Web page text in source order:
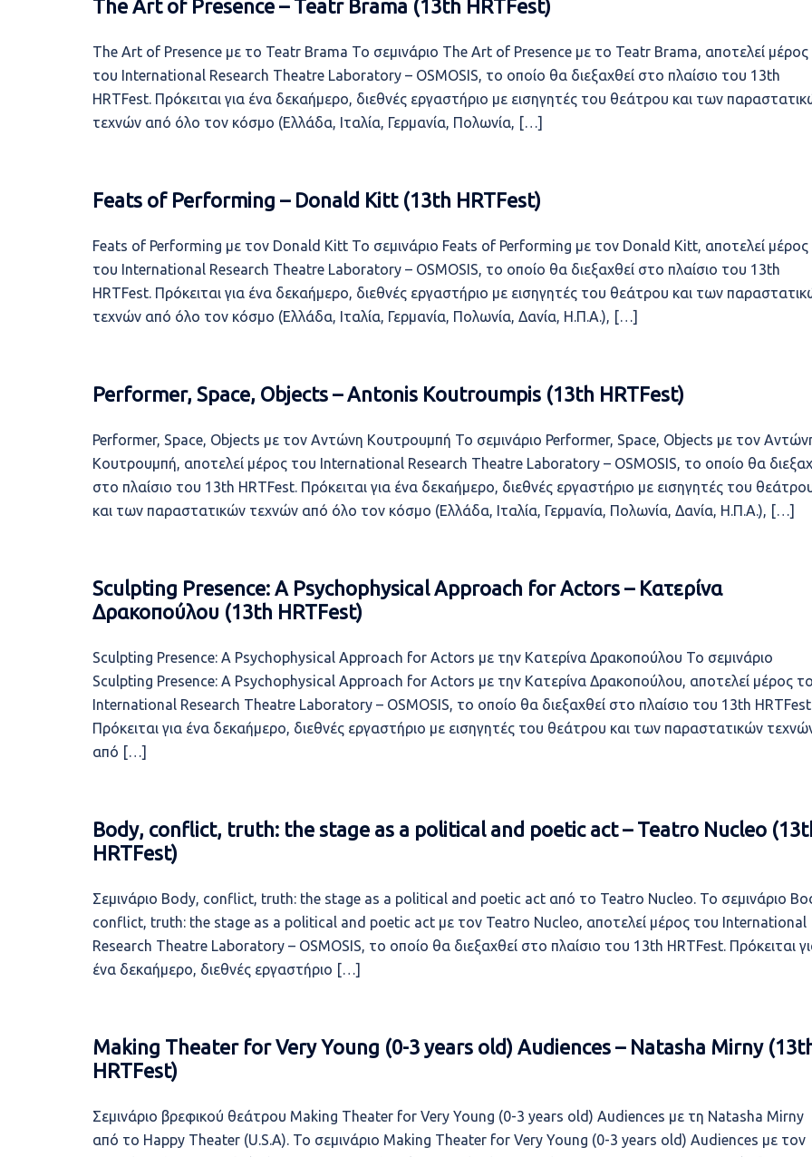
The Art of Presence – Teatr Brama (13th HRTFest)
The Art of Presence με το Teatr Brama Το σεμινάριο The Art of Presence με το Teatr Brama, αποτελεί μέρος
του International Research Theatre Laboratory – OSMOSIS, το οποίο θα διεξαχθεί στο πλαίσιο του 13th
HRTFest. Πρόκειται για ένα δεκαήμερο, διεθνές εργαστήριο με εισηγητές του θεάτρου και των
τεχνών από όλο τον κόσμο (Ελλάδα, Ιταλία, Γερμανία, Πολωνία, […]
Feats of Performing – Donald Kitt (13th HRTFest)
Feats of Performing με τον Donald Kitt Το σεμινάριο Feats of Performing με τον Donald Kitt, αποτελεί μέρος
του International Research Theatre Laboratory – OSMOSIS, το οποίο θα διεξαχθεί στο πλαίσιο του 13th
HRTFest. Πρόκειται για ένα δεκαήμερο, διεθνές εργαστήριο με εισηγητές του θεάτρου και των
τεχνών από όλο τον κόσμο (Ελλάδα, Ιταλία, Γερμανία, Πολωνία, Δανία, Η.Π.Α.), […]
Performer, Space, Objects – Antonis Koutroumpis (13th HRTFest)
Performer, Space, Objects με τον Αντώνη Κουτρουμπή Το σεμινάριο Performer, Space, Objects με τον
Κουτρουμπή, αποτελεί μέρος του International Research Theatre Laboratory – OSMOSIS, το οποίο θα
στο πλαίσιο του 13th HRTFest. Πρόκειται για ένα δεκαήμερο, διεθνές εργαστήριο με εισηγητές του
και των παραστατικών τεχνών από όλο τον κόσμο (Ελλάδα, Ιταλία, Γερμανία, Πολωνία, Δανία, Η.Π.Α.), […]
Sculpting Presence: A Psychophysical Approach for Actors – Κατερίνα
Δρακοπούλου (13th HRTFest)
Sculpting Presence: A Psychophysical Approach for Actors με την Κατερίνα Δρακοπούλου Το σεμινάριο
Sculpting Presence: A Psychophysical Approach for Actors με την Κατερίνα Δρακοπούλου, αποτελεί μέρος
International Research Theatre Laboratory – OSMOSIS, το οποίο θα διεξαχθεί στο πλαίσιο του 13th
Πρόκειται για ένα δεκαήμερο, διεθνές εργαστήριο με εισηγητές του θεάτρου και των παραστατικών
από […]
Body, conflict, truth: the stage as a political and poetic act – Teatro Nucleo
HRTFest)
Σεμινάριο Body, conflict, truth: the stage as a political and poetic act από το Teatro Nucleo. Το σεμινάριο
conflict, truth: the stage as a political and poetic act με τον Teatro Nucleo, αποτελεί μέρος του International
Research Theatre Laboratory – OSMOSIS, το οποίο θα διεξαχθεί στο πλαίσιο του 13th HRTFest. Πρόκειται
ένα δεκαήμερο, διεθνές εργαστήριο […]
Making Theater for Very Young (0-3 years old) Audiences – Natasha Mirny
HRTFest)
Σεμινάριο βρεφικού θεάτρου Making Theater for Very Young (0-3 years old) Audiences με τη Natasha Mirny
από το Happy Theater (U.S.A). Το σεμινάριο Making Theater for Very Young (0-3 years old) Audiences με τον